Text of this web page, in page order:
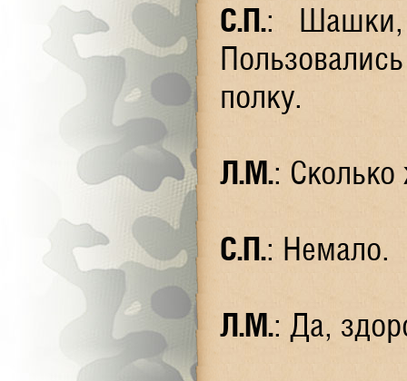
С.П.: Шашки,
полку.
Л.М.:
С.П.: Немало.
Л.М.: Да,